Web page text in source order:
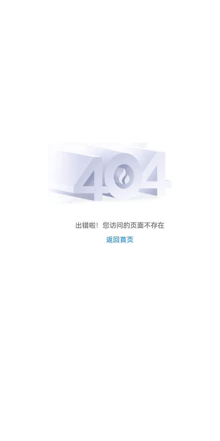
出错啦！您访问的页面不存在
返回首页